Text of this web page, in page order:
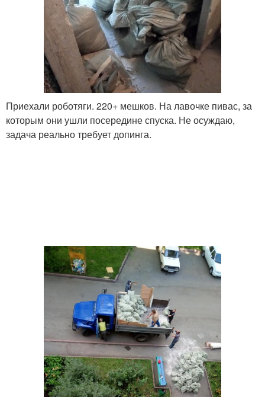
Приехали роботяги. 220+ мешков. На лавочке пивас, за
которым они ушли посередине спуска. Не осуждаю,
задача реально требует допинга.